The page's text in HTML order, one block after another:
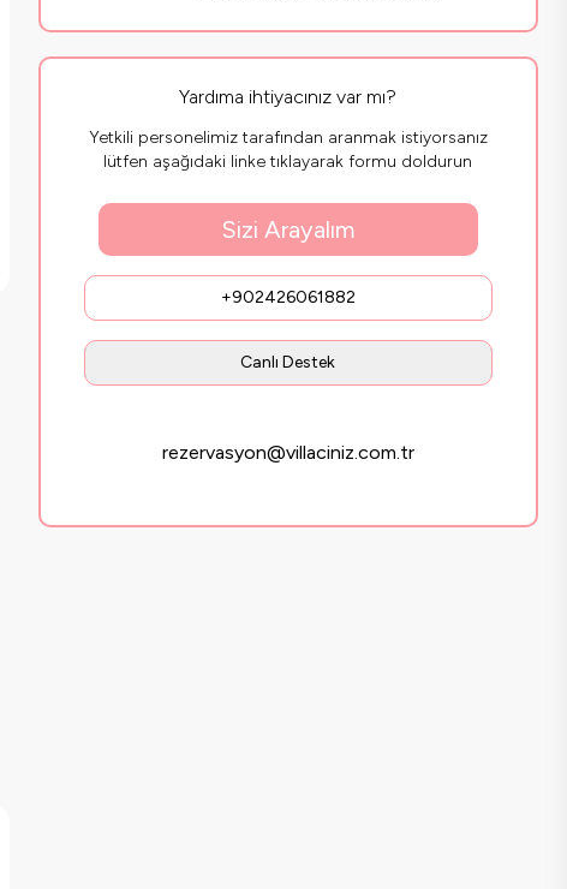
Yardıma ihtiyacınız var mı?
Yetkili personelimiz tarafından aranmak istiyorsanız
lütfen aşağıdaki linke tıklayarak formu doldurun
Sizi Arayalım
+902426061882
Canlı Destek
rezervasyon@villaciniz.com.tr